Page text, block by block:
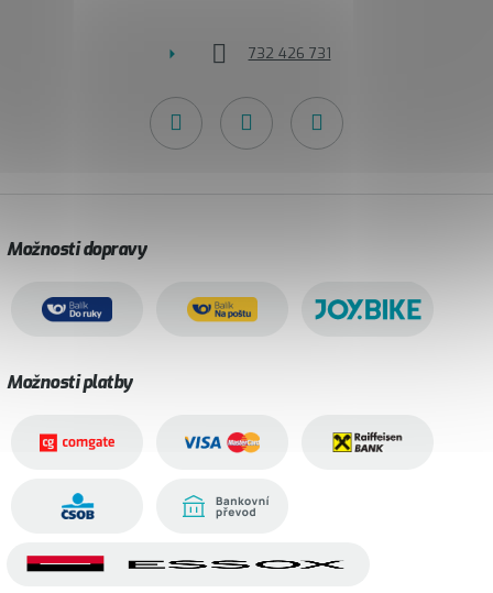
732 426 731
Možnosti dopravy
Možnosti platby